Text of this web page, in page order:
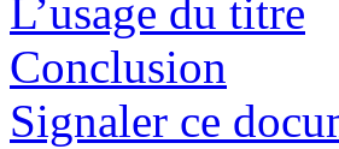
L’usage du titre
Conclusion
Signaler ce